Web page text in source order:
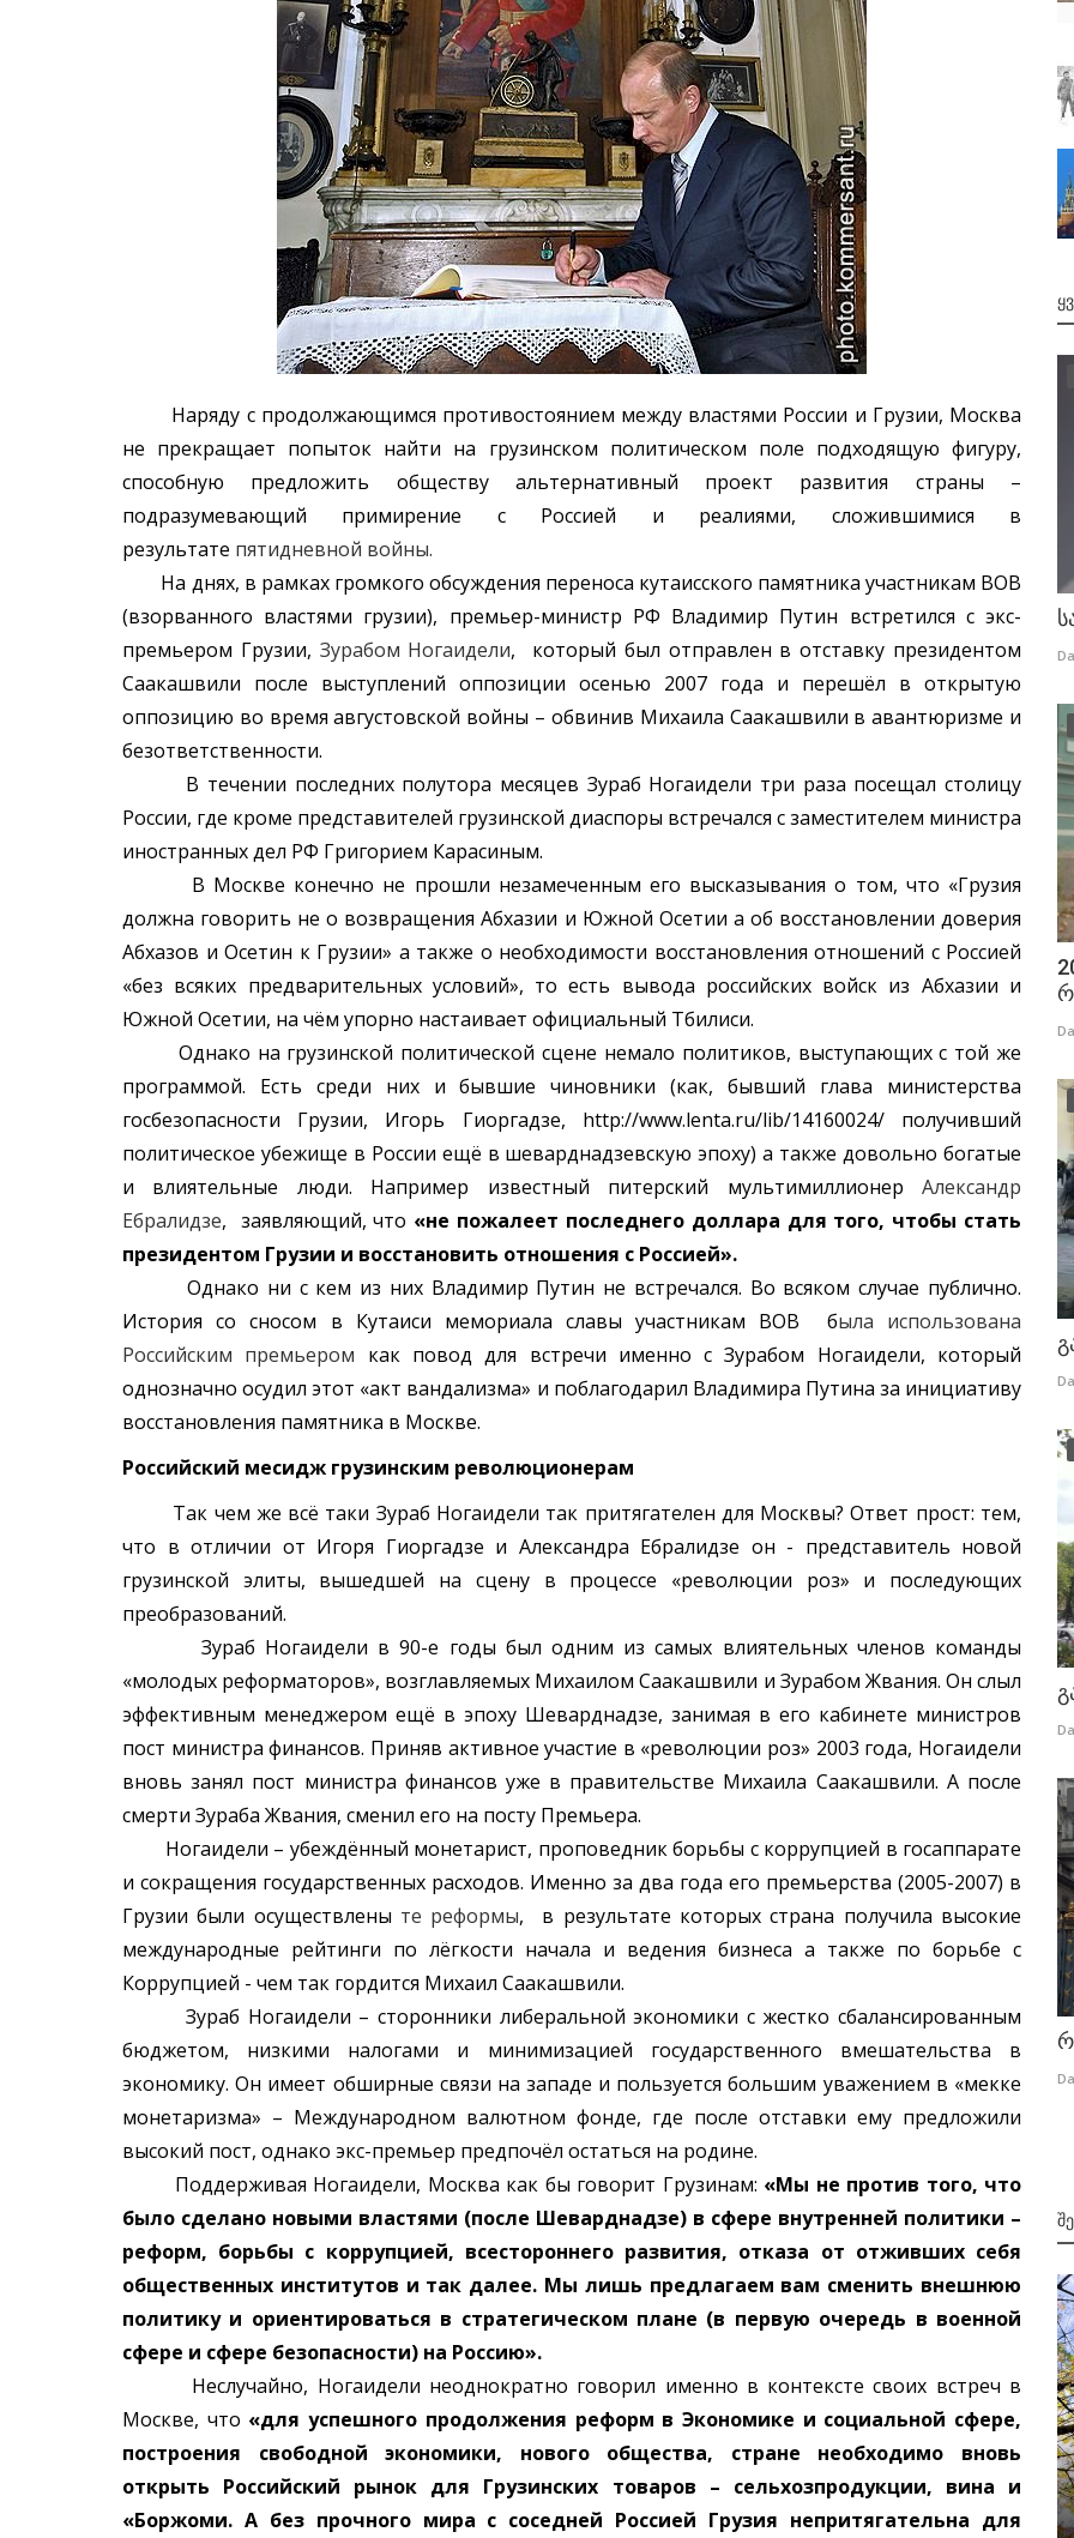
Наряду с продолжающимся противостоянием между властями России и Грузии, Москва
не прекращает попыток найти на грузинском политическом поле подходящую фигуру,
способную предложить обществу альтернативный проект развития страны –
подразумевающий примирение с Россией и реалиями, сложившимися в
результате пятидневной войны.
На днях, в рамках громкого обсуждения переноса кутаисского памятника участникам ВОВ
(взорванного властями грузии), премьер-министр РФ Владимир Путин встретился с экс-
премьером Грузии, Зурабом Ногаидели, который был отправлен в отставку президентом
Саакашвили после выступлений оппозиции осенью 2007 года и перешёл в открытую
оппозицию во время августовской войны – обвинив Михаила Саакашвили в авантюризме и
безответственности.
В течении последних полутора месяцев Зураб Ногаидели три раза посещал столицу
России, где кроме представителей грузинской диаспоры встречался с заместителем министра
иностранных дел РФ Григорием Карасиным.
В Москве конечно не прошли незамеченным его высказывания о том, что «Грузия
должна говорить не о возвращения Абхазии и Южной Осетии а об восстановлении доверия
Абхазов и Осетин к Грузии» а также о необходимости восстановления отношений с Россией
«без всяких предварительных условий», то есть вывода российских войск из Абхазии и
Южной Осетии, на чём упорно настаивает официальный Тбилиси.
Однако на грузинской политической сцене немало политиков, выступающих с той же
программой. Есть среди них и бывшие чиновники (как, бывший глава министерства
госбезопасности Грузии, Игорь Гиоргадзе, http://www.lenta.ru/lib/14160024/ получивший
политическое убежище в России ещё в шеварднадзевскую эпоху) а также довольно богатые
и влиятельные люди. Например известный питерский мультимиллионер Александр
Ебралидзе, заявляющий, что «не пожалеет последнего доллара для того, чтобы стать
президентом Грузии и восстановить отношения с Россией».
Однако ни с кем из них Владимир Путин не встречался. Во всяком случае публично.
История со сносом в Кутаиси мемориала славы участникам ВОВ была использована
Российским премьером как повод для встречи именно с Зурабом Ногаидели, который
однозначно осудил этот «акт вандализма» и поблагодарил Владимира Путина за инициативу
восстановления памятника в Москве.
Российский месидж грузинским революционерам
Так чем же всё таки Зураб Ногаидели так притягателен для Москвы? Ответ прост: тем,
что в отличии от Игоря Гиоргадзе и Александра Ебралидзе он - представитель новой
грузинской элиты, вышедшей на сцену в процессе «революции роз» и последующих
преобразований.
Зураб Ногаидели в 90-е годы был одним из самых влиятельных членов команды
«молодых реформаторов», возглавляемых Михаилом Саакашвили и Зурабом Жвания. Он слыл
эффективным менеджером ещё в эпоху Шеварднадзе, занимая в его кабинете министров
пост министра финансов. Приняв активное участие в «революции роз» 2003 года, Ногаидели
вновь занял пост министра финансов уже в правительстве Михаила Саакашвили. А после
смерти Зураба Жвания, сменил его на посту Премьера.
Ногаидели – убеждённый монетарист, проповедник борьбы с коррупцией в госаппарате
и сокращения государственных расходов. Именно за два года его премьерства (2005-2007) в
Грузии были осуществлены те реформы, в результате которых страна получила высокие
международные рейтинги по лёгкости начала и ведения бизнеса а также по борьбе с
Коррупцией - чем так гордится Михаил Саакашвили.
Зураб Ногаидели – сторонники либеральной экономики с жестко сбалансированным
бюджетом, низкими налогами и минимизацией государственного вмешательства в
экономику. Он имеет обширные связи на западе и пользуется большим уважением в «мекке
монетаризма» – Международном валютном фонде, где после отставки ему предложили
высокий пост, однако экс-премьер предпочёл остаться на родине.
Поддерживая Ногаидели, Москва как бы говорит Грузинам: «Мы не против того, что
было сделано новыми властями (после Шеварднадзе) в сфере внутренней политики –
реформ, борьбы с коррупцией, всестороннего развития, отказа от отживших себя
общественных институтов и так далее. Мы лишь предлагаем вам сменить внешнюю
политику и ориентироваться в стратегическом плане (в первую очередь в военной
сфере и сфере безопасности) на Россию».
Неслучайно, Ногаидели неоднократно говорил именно в контексте своих встреч в
Москве, что «для успешного продолжения реформ в Экономике и социальной сфере,
построения свободной экономики, нового общества, стране необходимо вновь
открыть Российский рынок для Грузинских товаров – сельхозпродукции, вина и
«Боржоми. А без прочного мира с соседней Россией Грузия непритягательна для
1999
აფხაზეთის სვანებს ლტოლვილობა არ
სურთ; «ორი კაპიკი» აქ არაფერ შუაშია
2001
თურქეთი, როგორც რუსული ბაზრის
ალტერნატივა